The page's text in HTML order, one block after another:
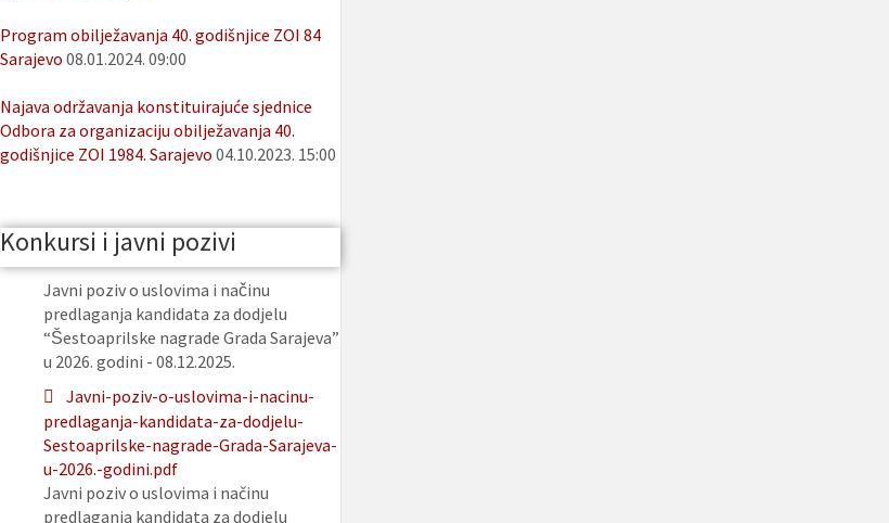
Program obilježavanja 40. godišnjice ZOI 84
Sarajevo 08.01.2024. 09:00
Najava održavanja konstituirajuće sjednice
Odbora za organizaciju obilježavanja 40.
godišnjice ZOI 1984. Sarajevo 04.10.2023. 15:00
Konkursi i javni pozivi
Javni poziv o uslovima i načinu
predlaganja kandidata za dodjelu
“Šestoaprilske nagrade Grada Sarajeva”
u 2026. godini - 08.12.2025.
Javni-poziv-o-uslovima-i-nacinu-
predlaganja-kandidata-za-dodjelu-
Sestoaprilske-nagrade-Grada-Sarajeva-
u-2026.-godini.pdf
Javni poziv o uslovima i načinu
predlaganja kandidata za dodjelu